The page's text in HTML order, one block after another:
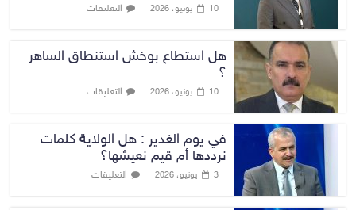
10 يونيو، 2026 التعليقات
هل استطاع بوخش استنطاق الساهر
؟
10 يونيو، 2026 التعليقات
في يوم الغدير : هل الولاية كلمات
نرددها أم قيم نعيشها؟
3 يونيو، 2026 التعليقات